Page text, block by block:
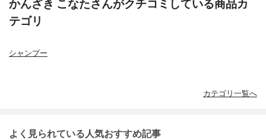
かんざき こなたさんがクチコミしている商品カ
テゴリ
シャンプー
カテゴリ一覧へ
よく見られている人気おすすめ記事